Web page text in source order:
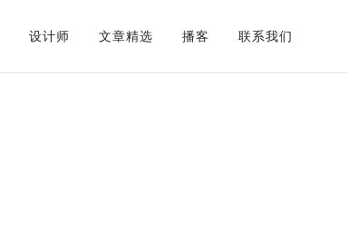
设计师 文章精选 播客 联系我们